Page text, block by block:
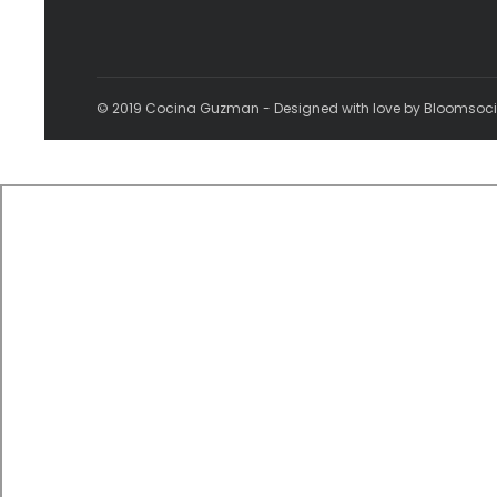
© 2019 Cocina Guzman - Designed with love by